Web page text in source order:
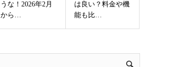
うな！2026年2月
から…
は良い？料金や機
能も比…